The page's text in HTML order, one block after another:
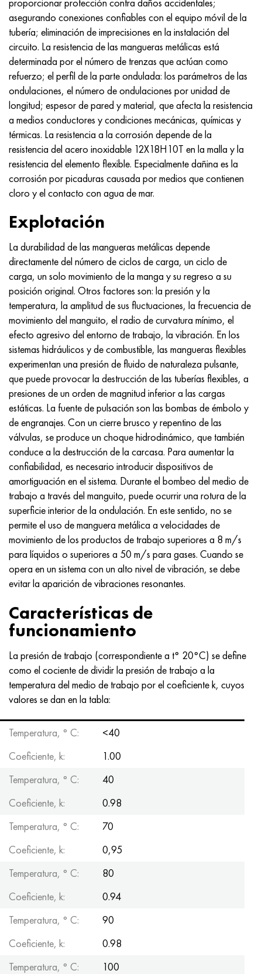
asegurando conexiones confiables con el equipo móvil de la
tubería; eliminación de imprecisiones en la instalación del
circuito. La resistencia de las mangueras metálicas está
determinada por el número de trenzas que actúan como
refuerzo; el perfil de la parte ondulada: los parámetros de las
ondulaciones, el número de ondulaciones por unidad de
longitud; espesor de pared y material, que afecta la resistencia
a medios conductores y condiciones mecánicas, químicas y
térmicas. La resistencia a la corrosión depende de la
resistencia del acero inoxidable 12X18H10T en la malla y la
resistencia del elemento flexible. Especialmente dañina es la
corrosión por picaduras causada por medios que contienen
cloro y el contacto con agua de mar.
Explotación
La durabilidad de las mangueras metálicas depende
directamente del número de ciclos de carga, un ciclo de
carga, un solo movimiento de la manga y su regreso a su
posición original. Otros factores son: la presión y la
temperatura, la amplitud de sus fluctuaciones, la frecuencia de
movimiento del manguito, el radio de curvatura mínimo, el
efecto agresivo del entorno de trabajo, la vibración. En los
sistemas hidráulicos y de combustible, las mangueras flexibles
experimentan una presión de fluido de naturaleza pulsante,
que puede provocar la destrucción de las tuberías flexibles, a
presiones de un orden de magnitud inferior a las cargas
estáticas. La fuente de pulsación son las bombas de émbolo y
de engranajes. Con un cierre brusco y repentino de las
válvulas, se produce un choque hidrodinámico, que también
conduce a la destrucción de la carcasa. Para aumentar la
confiabilidad, es necesario introducir dispositivos de
amortiguación en el sistema. Durante el bombeo del medio de
trabajo a través del manguito, puede ocurrir una rotura de la
superficie interior de la ondulación. En este sentido, no se
permite el uso de manguera metálica a velocidades de
movimiento de los productos de trabajo superiores a 8 m/s
para líquidos o superiores a 50 m/s para gases. Cuando se
opera en un sistema con un alto nivel de vibración, se debe
evitar la aparición de vibraciones resonantes.
Características de
funcionamiento
La presión de trabajo (correspondiente a t° 20°C) se define
como el cociente de dividir la presión de trabajo a la
temperatura del medio de trabajo por el coeficiente k, cuyos
valores se dan en la tabla:
Temperatura, ° С:
<40
Coeficiente, k:
1.00
Temperatura, ° С:
40
Coeficiente, k:
0.98
Temperatura, ° С:
70
Coeficiente, k:
0,95
Temperatura, ° С:
80
Coeficiente, k:
0.94
Temperatura, ° С:
90
Coeficiente, k:
0.98
Temperatura, ° С:
100
Hastelloy C-276
Hastelloy C2000
Hastelloy 3
Hastelloy x
udimet 500
udimet 720
40XFA, 1.7223, AISI 4142
45X, 45h, 1.7035
45HN2MFA, k2425, 45hnmf
A40G, 44smn28, 1.0762, 46s20